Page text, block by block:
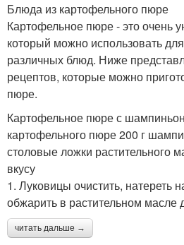
Блюда из картофельного пюре
Картофельное пюре - это очень
который можно использовать
различных блюд. Ниже
рецептов, которые можно
пюре.
Картофельное пюре с
картофельного пюре 200 г
столовые ложки растительного
вкусу
1. Луковицы очистить, натереть
обжарить в растительном масле
читать дальше →